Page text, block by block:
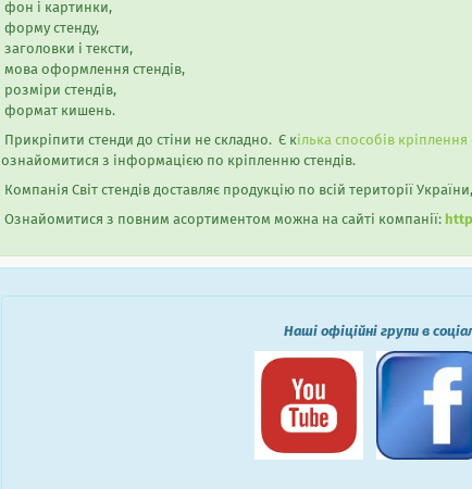
фон і картинки,
форму стенду,
заголовки і тексти,
мова оформлення стендів,
розміри стендів,
формат кишень.
Прикріпити стенди до стіни не складно. Є кілька способів кріплення
ознайомитися з інформацією по кріпленню стендів.
Компанія Світ стендів доставляє продукцію по всій території
Ознайомитися з повним асортиментом можна на сайті компанії:
Наші офіційні групи в